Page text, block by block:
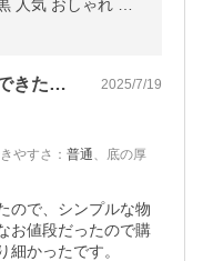
人気 おしゃれ カ
華奢
履いていた黒のパンプスが傷んできたので… 2025/7/19
やすさ ： 普通、 底の厚
ので、シンプルな物
お値段だったので購
細かったです。